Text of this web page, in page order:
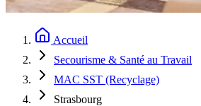
Accueil
Secourisme & Santé au Travail
MAC SST (Recyclage)
Strasbourg